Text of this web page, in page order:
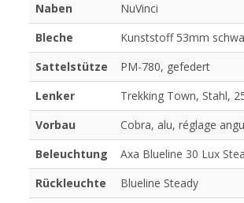
Naben
NuVinci
Bleche
Kunststoff 53mm
Sattelstütze
PM-780, gefedert
Lenker
Trekking Town, Stahl,
Vorbau
Cobra, alu, réglage
Beleuchtung
Axa Blueline 30 Lux
Rückleuchte
Blueline Steady